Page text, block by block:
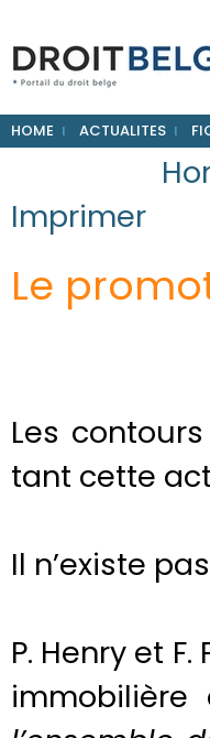
HOME ACTUALITES
Imprimer
Le
Les
tant cette
Il n’existe
P. Henry et